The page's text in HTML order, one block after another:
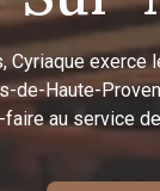
Cyriaque
de-Haute-
faire au service